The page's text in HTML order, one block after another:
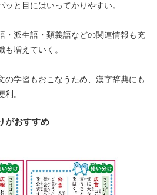
と目にはいってかりやすい。
・派生語・類義語などの関連情報も充
増えていく。
の学習もおこなうため、漢字辞典にも
。
がおすすめ